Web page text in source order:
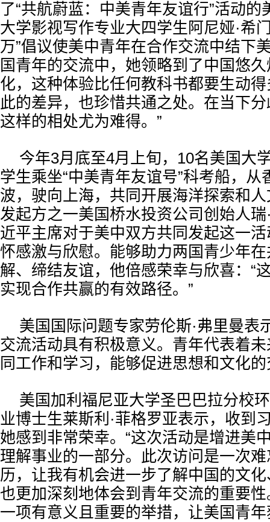
了“共航蔚蓝：中美青年友谊行”活动的
大学影视写作专业大四学生阿尼娅·希
万”倡议使美中青年在合作交流中结下
国青年的交流中，她领略到了中国悠
化，这种体验比任何教科书都要生动得
此的差异，也珍惜共通之处。在当下
这样的相处尤为难得。”
今年3月底至4月上旬，10名美国大
学生乘坐“中美青年友谊号”科考船，从
波，驶向上海，共同开展海洋探索和
发起方之一美国桥水投资公司创始人瑞
近平主席对于美中双方共同发起这一
怀感激与欣慰。能够助力两国青少年
解、缔结友谊，他倍感荣幸与欣喜：“
实现合作共赢的有效路径。”
美国国际问题专家劳伦斯·弗里曼表
交流活动具有积极意义。青年代表着
同工作和学习，能够促进思想和文化
美国加利福尼亚大学圣巴巴拉分校
业博士生莱斯利·菲格罗亚表示，收到
她感到非常荣幸。“这次活动是增进美
理解事业的一部分。此次访问是一次
历，让我有机会进一步了解中国的文
也更加深刻地体会到青年交流的重要性
一项有意义且重要的举措，让美国青